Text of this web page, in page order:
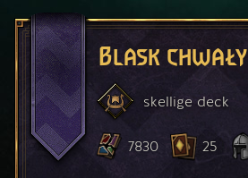
Blask chwały
skellige deck
7830 25